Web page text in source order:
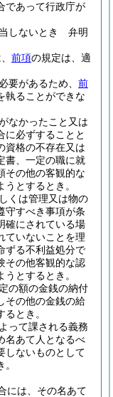
であって行政庁が
しないとき 弁明
前項の規定は、適
要があるため、 前
執ることができな
なかったこと又は
に必ずすることと
資格の不存在又は
書、一定の職に就
その他の客観的な
とするとき。
くは管理又は物の
守すべき事項が条
確にされている場
ていないことを理
ずる不利益処分で
その他客観的な認
とするとき。
の額の金銭の納付
その他の金銭の給
とき。
って課される義務
名あて人となるべ
しないものとして
には、その名あて